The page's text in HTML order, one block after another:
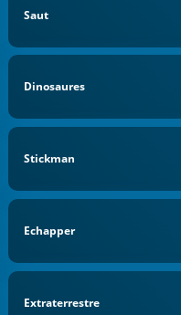
Saut
Dinosaures
Stickman
Echapper
Extraterrestre